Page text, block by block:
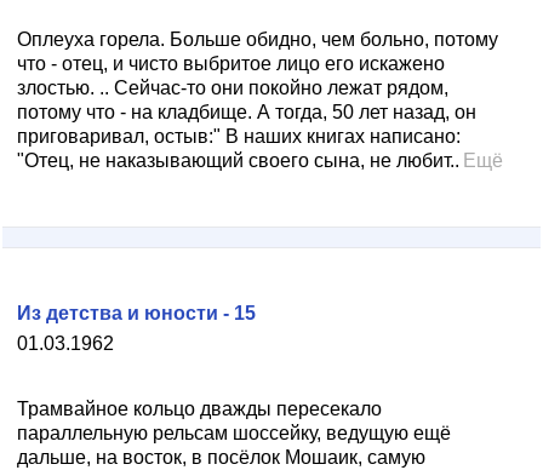
Оплеуха горела. Больше обидно, чем больно, потому
что - отец, и чисто выбритое лицо его искажено
злостью. .. Сейчас-то они покойно лежат рядом,
потому что - на кладбище. А тогда, 50 лет назад, он
приговаривал, остыв:" В наших книгах написано:
"Отец, не наказывающий своего сына, не любит.. Ещё
01.03.1962
Из детства и юности - 15
Трамвайное кольцо дважды пересекало
параллельную рельсам шоссейку, ведущую ещё
дальше, на восток, в посёлок Мошаик, самую